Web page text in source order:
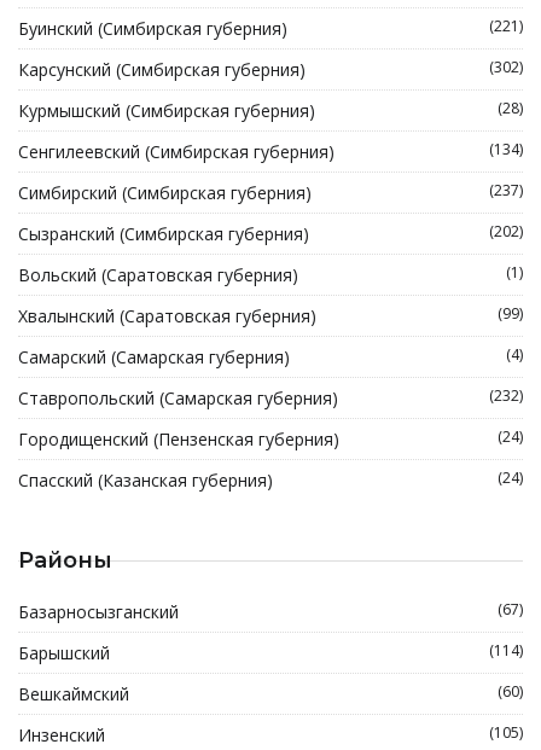
Буинский (Симбирская губерния) (221)
Карсунский (Симбирская губерния) (302)
Курмышский (Симбирская губерния) (28)
Сенгилеевский (Симбирская губерния) (134)
Симбирский (Симбирская губерния) (237)
Сызранский (Симбирская губерния) (202)
Вольский (Саратовская губерния) (1)
Хвалынский (Саратовская губерния) (99)
Самарский (Самарская губерния) (4)
Ставропольский (Самарская губерния) (232)
Городищенский (Пензенская губерния) (24)
Спасский (Казанская губерния) (24)
Районы
Базарносызганский (67)
Барышский (114)
Вешкаймский (60)
Инзенский (105)